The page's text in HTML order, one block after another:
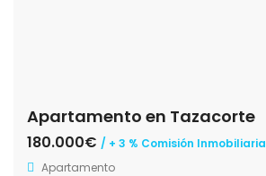
Apartamento en Tazacorte
180.000€ / + 3 % Comisión Inmobiliaria
Apartamento